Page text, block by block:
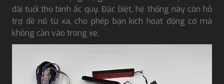
dài tuổi thọ bình ắc quy. Đặc biệt, hệ thống này còn hỗ
trợ đề nổ từ xa, cho phép bạn kích hoạt động cơ mà
không cần vào trong xe.